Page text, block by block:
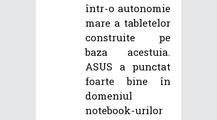
într-o autonomie
mare a tabletelor
construite pe
baza acestuia.
ASUS a punctat
foarte bine în
domeniul
notebook-urilor